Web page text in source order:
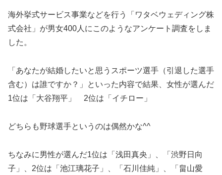
海外挙式サービス事業などを行う「ワタベウェディング株
式会社」が男女400人にこのようなアンケート調査をしま
した。
「あなたが結婚したいと思うスポーツ選手（引退した選手
含む）は誰ですか？」といった内容で結果、女性が選んだ
1位は「大谷翔平」 2位は「イチロー」
どちらも野球選手というのは偶然かな^^
ちなみに男性が選んだ1位は「浅田真央」、「渋野日向
子」、2位は「池江璃花子」、「石川佳純」、「畠山愛